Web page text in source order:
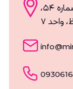
و حکیم شفایی اول، کوچه مجمر، شماره ۵۴،
واحد ۷